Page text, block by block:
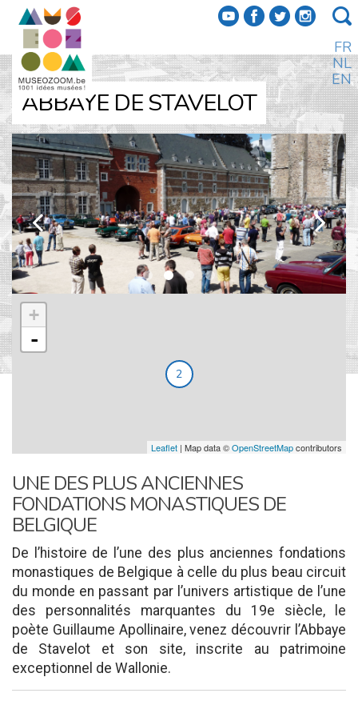
f a b e
FR
NL
EN
ABBAYE DE STAVELOT
k l
2
+
-
Leaflet | Map data ©OpenStreetMapcontributors
UNE DES PLUS ANCIENNES
FONDATIONS MONASTIQUES DE
BELGIQUE
De l’histoire de l’une des plus anciennes fondations
monastiques de Belgique à celle du plus beau circuit
du monde en passant par l’univers artistique de l’une
des personnalités marquantes du 19e siècle, le
poète Guillaume Apollinaire, venez découvrir l’Abbaye
de Stavelot et son site, inscrite au patrimoine
exceptionnel de Wallonie.